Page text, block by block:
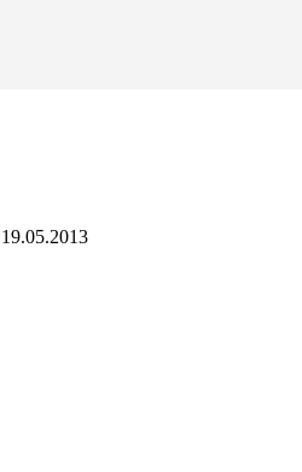
19.05.2013